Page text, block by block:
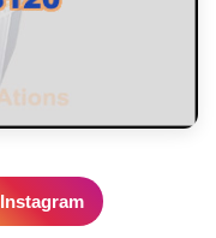
Instagram